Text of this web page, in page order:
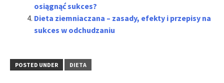
osiągnąć sukces?
Dieta ziemniaczana – zasady, efekty i przepisy na
sukces w odchudzaniu
POSTED UNDER DIETA